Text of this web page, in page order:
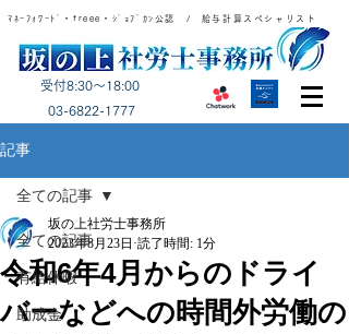
ﾏﾈｰﾌｫﾜｰﾄﾞ・freee・ｼﾞｮﾌﾞｶﾝ公認 / 給与計算スペシャリスト
受付8:30～18:00
​03-6822-1777
記事
全ての記事
有給休暇
助成金
全ての記事
令和6年4月からのドライ
バーなどへの時間外労働の
坂の上社労士事務所
2023年8月23日 読了時間: 1分